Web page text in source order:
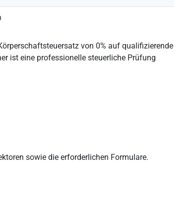
von 0% auf qualifizierende
ist eine professionelle steuerliche Prüfung
sowie die erforderlichen Formulare.